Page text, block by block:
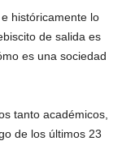
lo
de salida es
es una sociedad
académicos,
de los últimos 23